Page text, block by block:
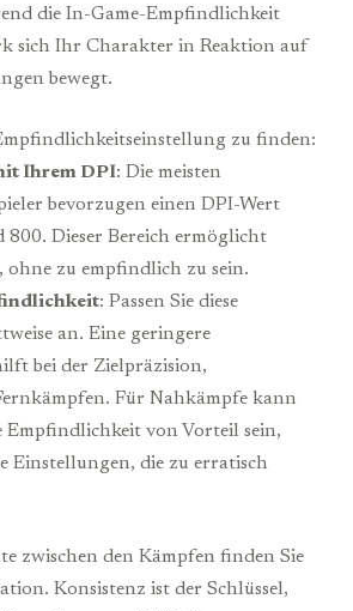
die In-Game-Empfindlichkeit
sich Ihr Charakter in Reaktion auf
bewegt.
zu finden:
Ihrem DPI: Die meisten
bevorzugen einen DPI-Wert
800. Dieser Bereich ermöglicht
zu empfindlich zu sein.
: Passen Sie diese
an. Eine geringere
bei der Zielpräzision,
Für Nahkämpfe kann
Empfindlichkeit von Vorteil sein,
Einstellungen, die zu erratisch
zwischen den Kämpfen finden Sie
Konsistenz ist der Schlüssel,